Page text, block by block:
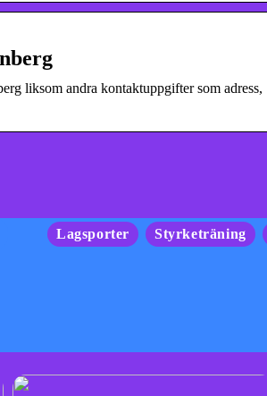
liksom andra kontaktuppgifter som adress,
Lagsporter Styrketräning